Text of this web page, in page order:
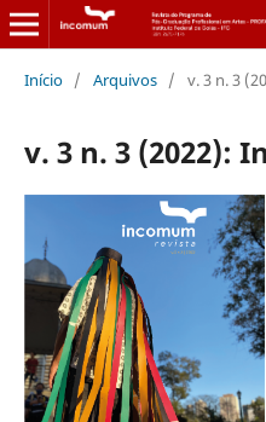
Início / Arquivos / v. 3 n. 3
v. 3 n. 3 (2022):